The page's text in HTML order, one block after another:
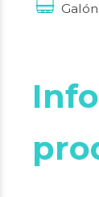
Galón